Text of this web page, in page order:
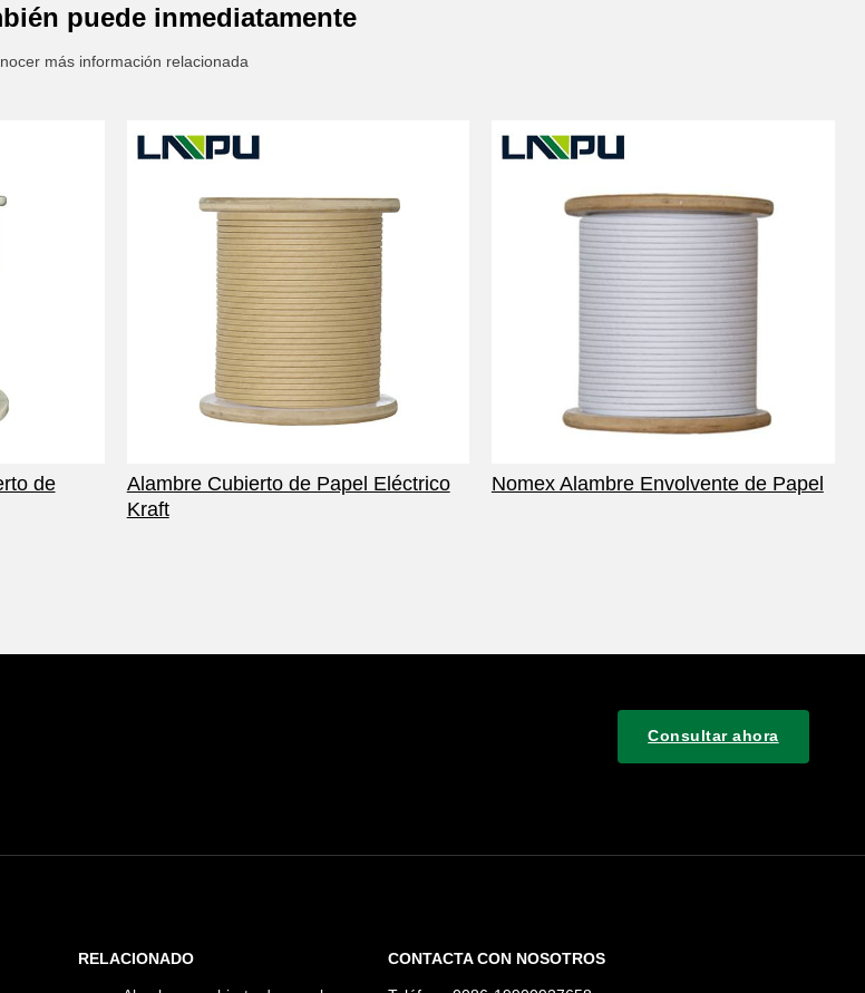
puede inmediatamente
más información relacionada
de
Alambre Cubierto de Papel Eléctrico
Kraft
Nomex Alambre Envolvente de Papel
Consultar ahora
RELACIONADO CONTACTA CON NOSOTROS